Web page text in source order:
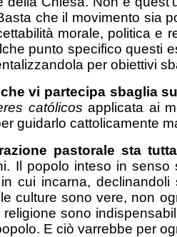
che il movimento sia
morale, politica
punto specifico questi
per obiettivi
vi partecipa sbaglia
católicos applicata ai
guidarlo cattolicamente
pastorale sta
Il popolo inteso in
cui incarna,
culture sono vere, non
sono
E ciò varrebbe per